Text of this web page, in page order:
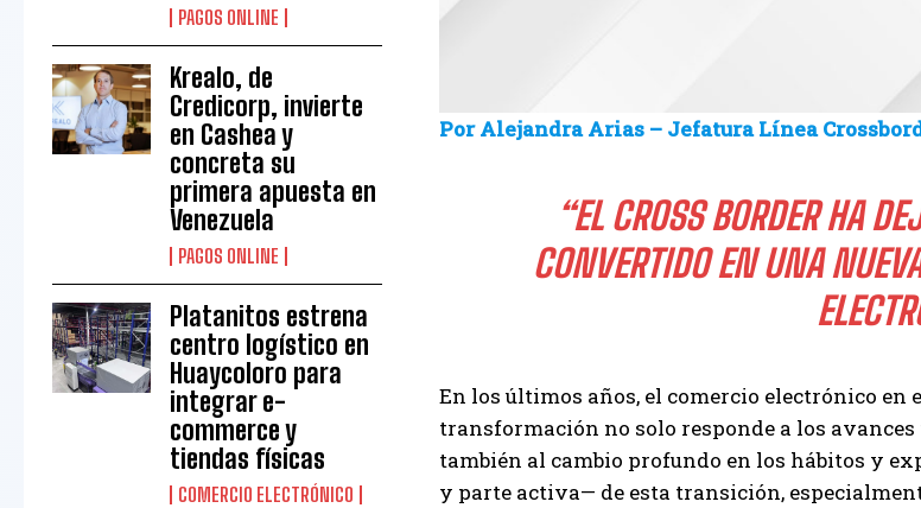
PAGOS ONLINE
Krealo, de
Credicorp, invierte
en Cashea y
concreta su
primera apuesta en
Venezuela
PAGOS ONLINE
Platanitos estrena
centro logístico en
Huaycoloro para
integrar e-
commerce y
tiendas físicas
COMERCIO ELECTRÓNICO
Por Alejandra Arias – Jefatura Línea
“EL CROSS BORDER HA
CONVERTIDO EN UNA
En los últimos años, el comercio electrónico en
transformación no solo responde a los
también al cambio profundo en los hábitos y
y parte activa— de esta transición,